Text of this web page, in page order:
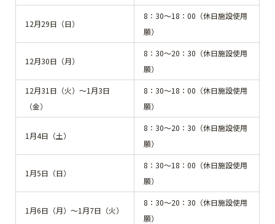
12月29日（日）
8：30～18：00（休日施設使用
願）
12月30日（月）
8：30～20：30（休日施設使用
願）
12月31日（火）～1月3日
（金）
8：30～18：00（休日施設使用
願）
1月4日（土）
8：30～20：30（休日施設使用
願）
1月5日（日）
8：30～18：00（休日施設使用
願）
1月6日（月）～1月7日（火）
8：30～20：30（休日施設使用
願）